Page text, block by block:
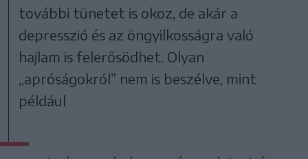
további tünetet is okoz, de akár a
depresszió és az öngyilkosságra való
hajlam is felerősödhet. Olyan
„apróságokról” nem is beszélve, mint
például